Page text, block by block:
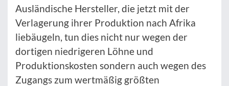
Ausländische Hersteller, die jetzt mit der
Verlagerung ihrer Produktion nach Afrika
liebäugeln, tun dies nicht nur wegen der
dortigen niedrigeren Löhne und
Produktionskosten sondern auch wegen des
Zugangs zum wertmäßig größten